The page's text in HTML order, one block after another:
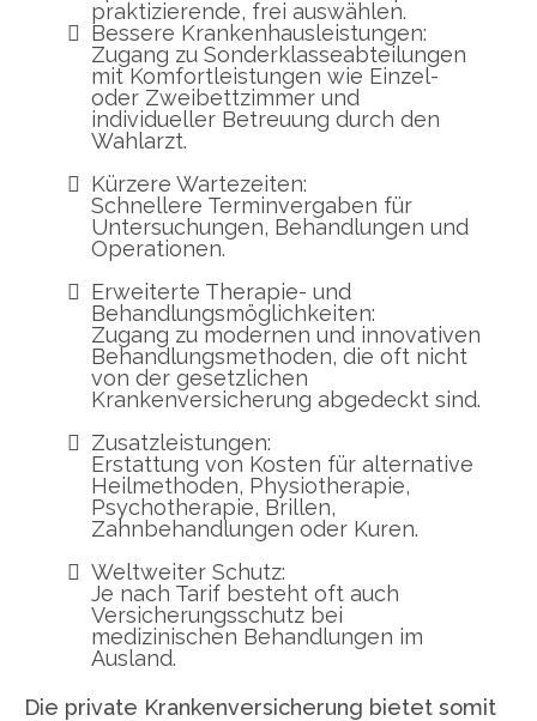
praktizierende, frei auswählen.
Bessere Krankenhausleistungen:
Zugang zu Sonderklasseabteilungen
mit Komfortleistungen wie Einzel-
oder Zweibettzimmer und
individueller Betreuung durch den
Wahlarzt.
Kürzere Wartezeiten:
Schnellere Terminvergaben für
Untersuchungen, Behandlungen und
Operationen.
Erweiterte Therapie- und
Behandlungsmöglichkeiten:
Zugang zu modernen und innovativen
Behandlungsmethoden, die oft nicht
von der gesetzlichen
Krankenversicherung abgedeckt sind.
Zusatzleistungen:
Erstattung von Kosten für alternative
Heilmethoden, Physiotherapie,
Psychotherapie, Brillen,
Zahnbehandlungen oder Kuren.
Weltweiter Schutz:
Je nach Tarif besteht oft auch
Versicherungsschutz bei
medizinischen Behandlungen im
Ausland.
Die private Krankenversicherung bietet somit